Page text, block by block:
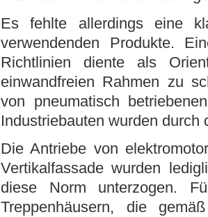
Es fehlte allerdings eine
verwendenden Produkte.
Richtlinien diente als
einwandfreien Rahmen zu
von pneumatisch
Industriebauten wurden durch
Die Antriebe von
Vertikalfassade wurden
diese Norm unterzogen.
Treppenhäusern, die